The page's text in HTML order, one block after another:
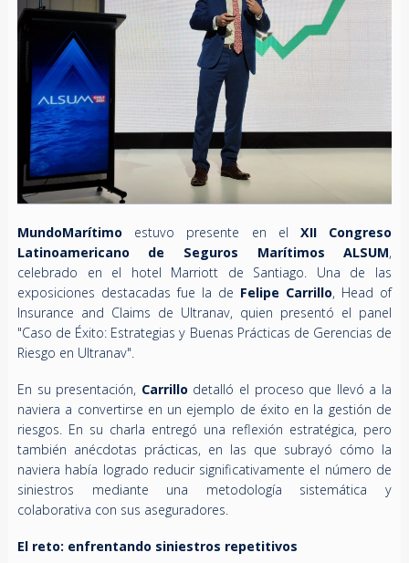
MundoMarítimo estuvo presente en el XII Congreso
Latinoamericano de Seguros Marítimos ALSUM,
celebrado en el hotel Marriott de Santiago. Una de las
exposiciones destacadas fue la de Felipe Carrillo, Head of
Insurance and Claims de Ultranav, quien presentó el panel
"Caso de Éxito: Estrategias y Buenas Prácticas de Gerencias de
Riesgo en Ultranav".
En su presentación, Carrillodetalló el proceso que llevó a la
naviera a convertirse en un ejemplo de éxito en la gestión de
riesgos. En su charla entregó una reflexión estratégica, pero
también anécdotas prácticas, en las que subrayó cómo la
naviera había logrado reducir significativamente el número de
siniestros mediante una metodología sistemática y
colaborativa con sus aseguradores.
El reto: enfrentando siniestros repetitivos